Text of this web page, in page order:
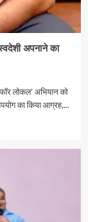
अपनाने का
लोकल' अभियान को
का किया आग्रह,...